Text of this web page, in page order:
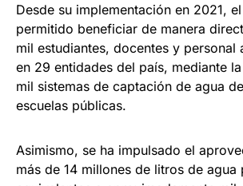
Desde su implementación en 2021,
permitido beneficiar de manera
mil estudiantes, docentes y personal
en 29 entidades del país, mediante
mil sistemas de captación de agua
escuelas públicas.
Asimismo, se ha impulsado el
más de 14 millones de litros de agua